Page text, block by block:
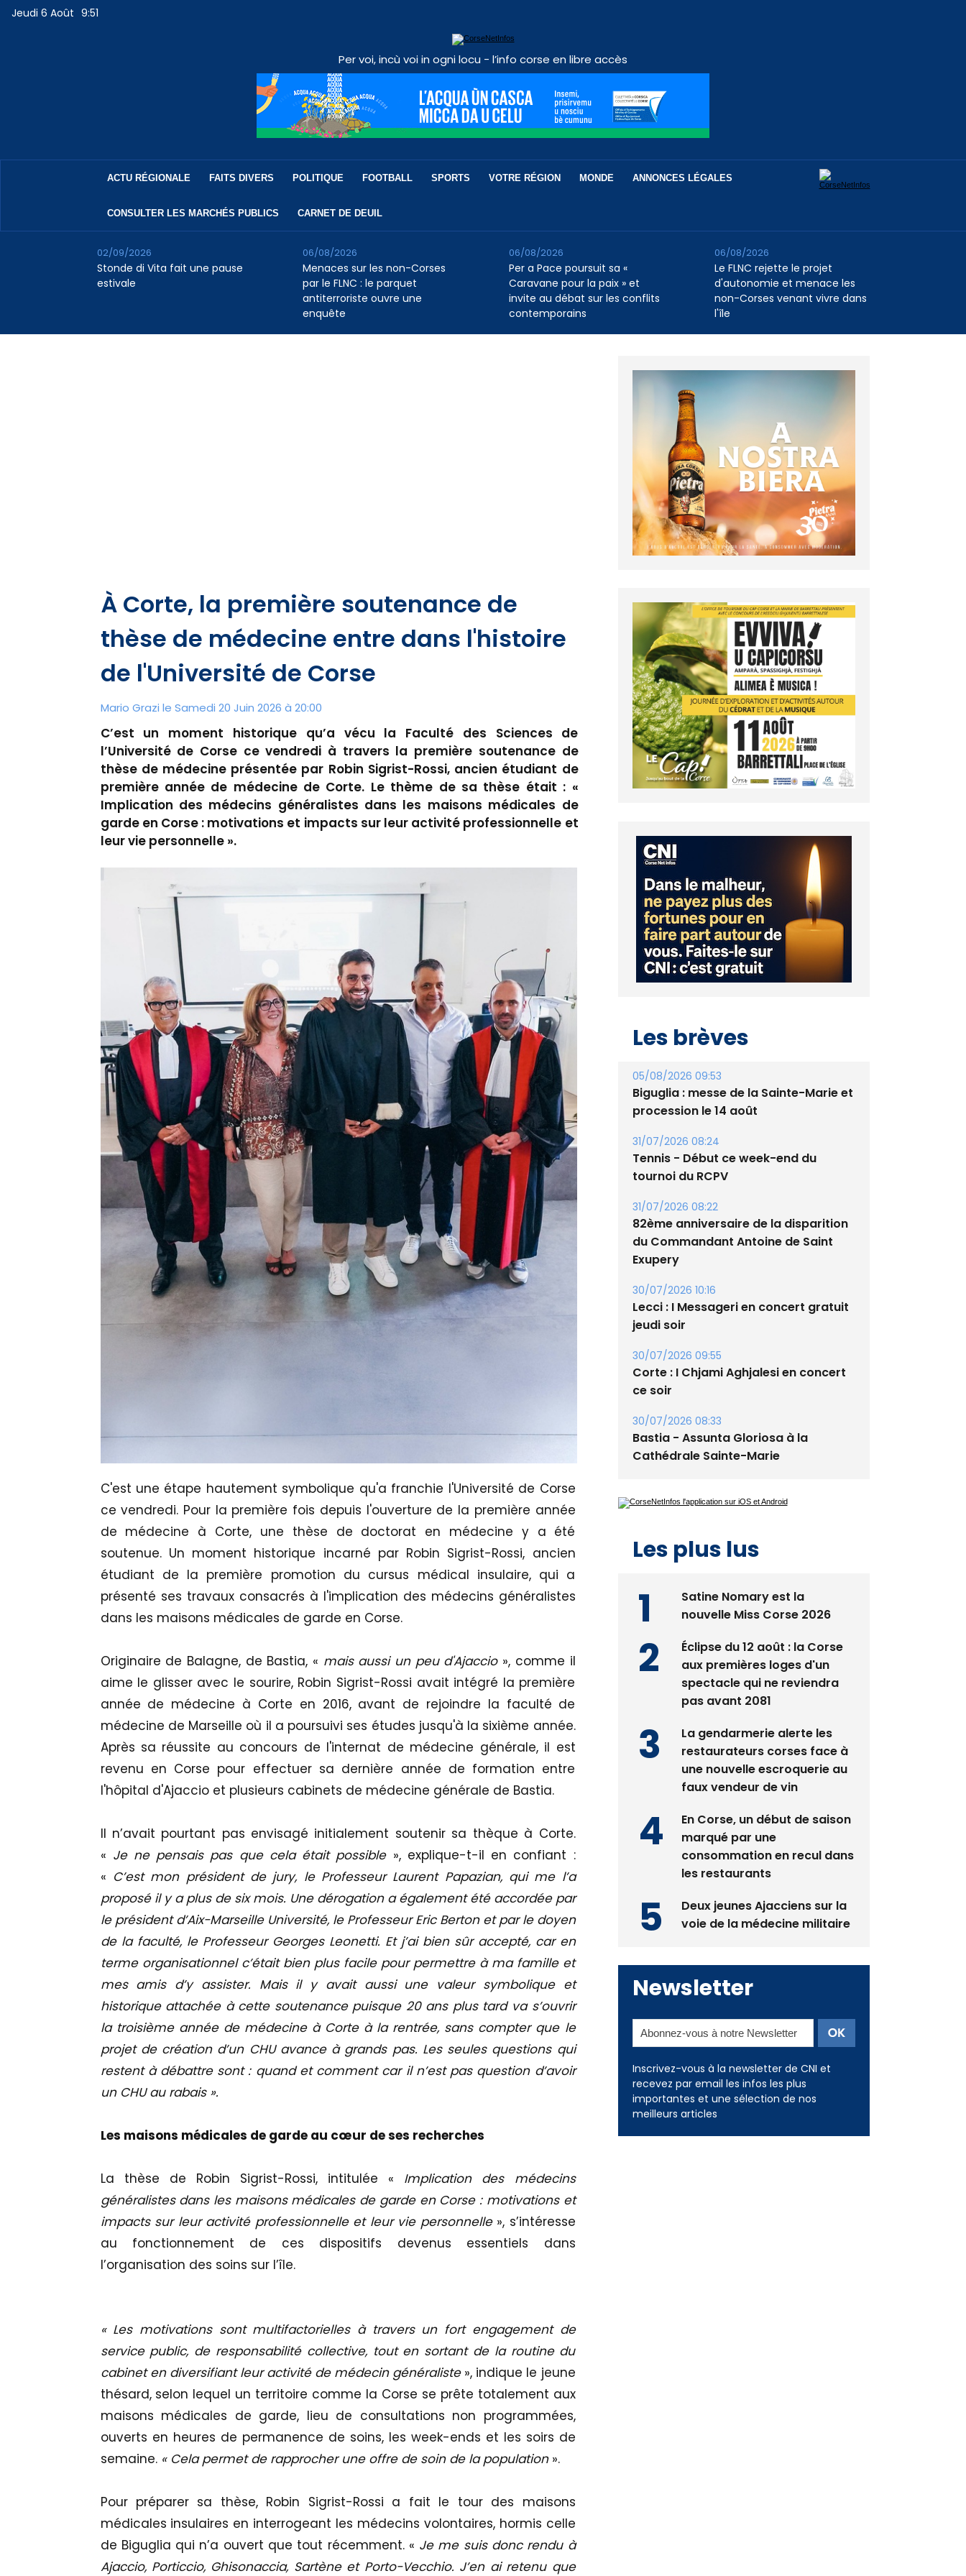
Jeudi 6 Août 9:51
Per voi, incù voi in ogni locu - l’info corse en libre accès
ACTU RÉGIONALE FAITS DIVERS POLITIQUE FOOTBALL SPORTS VOTRE RÉGION MONDE ANNONCES LÉGALES
CONSULTER LES MARCHÉS PUBLICS CARNET DE DEUIL
Stonde di Vita fait une pause
estivale
02/09/2026
Menaces sur les non-Corses
par le FLNC : le parquet
antiterroriste ouvre une
enquête
06/08/2026
Per a Pace poursuit sa «
Caravane pour la paix » et
invite au débat sur les conflits
contemporains
06/08/2026
Le FLNC rejette le projet
d'autonomie et menace les
non-Corses venant vivre dans
l'île
06/08/2026
À Corte, la première soutenance de
thèse de médecine entre dans l'histoire
de l'Université de Corse
Mario Grazi le Samedi 20 Juin 2026 à 20:00
C’est un moment historique qu’a vécu la Faculté des Sciences de
l’Université de Corse ce vendredi à travers la première soutenance de
thèse de médecine présentée par Robin Sigrist-Rossi, ancien étudiant de
première année de médecine de Corte. Le thème de sa thèse était : «
Implication des médecins généralistes dans les maisons médicales de
garde en Corse : motivations et impacts sur leur activité professionnelle et
leur vie personnelle ».
C'est une étape hautement symbolique qu'a franchie l'Université de Corse
ce vendredi. Pour la première fois depuis l'ouverture de la première année
de médecine à Corte, une thèse de doctorat en médecine y a été
soutenue. Un moment historique incarné par Robin Sigrist-Rossi, ancien
étudiant de la première promotion du cursus médical insulaire, qui a
présenté ses travaux consacrés à l'implication des médecins généralistes
dans les maisons médicales de garde en Corse.
Originaire de Balagne, de Bastia, « mais aussi un peu d'Ajaccio», comme il
aime le glisser avec le sourire, Robin Sigrist-Rossi avait intégré la première
année de médecine à Corte en 2016, avant de rejoindre la faculté de
médecine de Marseille où il a poursuivi ses études jusqu'à la sixième année.
Après sa réussite au concours de l'internat de médecine générale, il est
revenu en Corse pour effectuer sa dernière année de formation entre
l'hôpital d'Ajaccio et plusieurs cabinets de médecine générale de Bastia.
Il n’avait pourtant pas envisagé initialement soutenir sa thèque à Corte.
« Je ne pensais pas que cela était possible», explique-t-il en confiant :
« C’est mon président de jury, le Professeur Laurent Papazian, qui me l’a
proposé il y a plus de six mois. Une dérogation a également été accordée par
le président d’Aix-Marseille Université, le Professeur Eric Berton et par le doyen
de la faculté, le Professeur Georges Leonetti. Et j’ai bien sûr accepté, car en
terme organisationnel c’était bien plus facile pour permettre à ma famille et
mes amis d’y assister. Mais il y avait aussi une valeur symbolique et
historique attachée à cette soutenance puisque 20 ans plus tard va s’ouvrir
la troisième année de médecine à Corte à la rentrée, sans compter que le
projet de création d’un CHU avance à grands pas. Les seules questions qui
restent à débattre sont : quand et comment car il n’est pas question d’avoir
un CHU au rabais ».
Les maisons médicales de garde au cœur de ses recherches
La thèse de Robin Sigrist-Rossi, intitulée « Implication des médecins
généralistes dans les maisons médicales de garde en Corse : motivations et
impacts sur leur activité professionnelle et leur vie personnelle», s’intéresse
au fonctionnement de ces dispositifs devenus essentiels dans
l’organisation des soins sur l’île.
« Les motivations sont multifactorielles à travers un fort engagement de
service public, de responsabilité collective, tout en sortant de la routine du
cabinet en diversifiant leur activité de médecin généraliste», indique le jeune
thésard, selon lequel un territoire comme la Corse se prête totalement aux
maisons médicales de garde, lieu de consultations non programmées,
ouverts en heures de permanence de soins, les week-ends et les soirs de
semaine. « Cela permet de rapprocher une offre de soin de la population ».
Pour préparer sa thèse, Robin Sigrist-Rossi a fait le tour des maisons
médicales insulaires en interrogeant les médecins volontaires, hormis celle
de Biguglia qui n’a ouvert que tout récemment. « Je me suis donc rendu à
Ajaccio, Porticcio, Ghisonaccia, Sartène et Porto-Vecchio. J’en ai retenu que
Les brèves
05/08/2026 09:53
procession le 14 août
31/07/2026 08:24
tournoi du RCPV
31/07/2026 08:22
82ème anniversaire de la disparition
Exupery
30/07/2026 10:16
jeudi soir
30/07/2026 09:55
ce soir
30/07/2026 08:33
nouvelle Miss Corse 2026
Éclipse du 12 août : la Corse
aux premières loges d'un
pas avant 2081
La gendarmerie alerte les
restaurateurs corses face à
faux vendeur de vin
En Corse, un début de saison
marqué par une
les restaurants
Newsletter
Inscrivez-vous à la newsletter de CNI et
recevez par email les infos les plus